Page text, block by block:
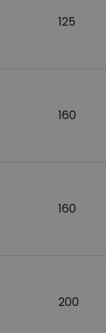
125
160
160
200